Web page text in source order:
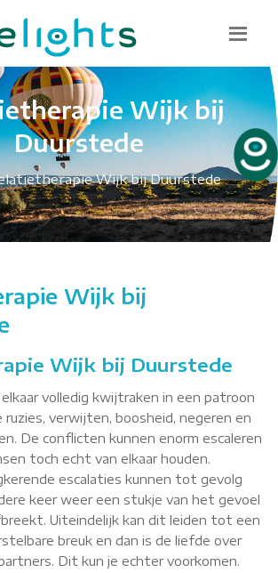
Wijk bij
Duurstede
Wijk bij Duurstede
Wijk bij
Wijk bij Duurstede
volledig kwijtraken in een patroon
ruzies, verwijten, boosheid, negeren en
De conflicten kunnen enorm escaleren
toch echt van elkaar houden.
escalaties kunnen tot gevolg
keer weer een stukje van het gevoel
Uiteindelijk kan dit leiden tot een
breuk en dan is de liefde over
Dit kun je echter voorkomen.